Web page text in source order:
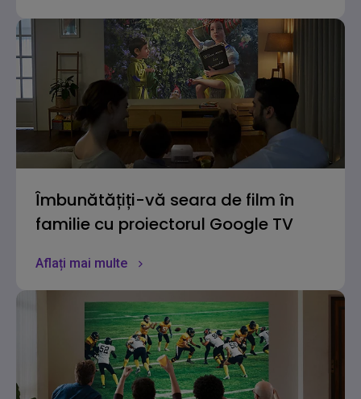
Îmbunătățiți-vă seara de film în
familie cu proiectorul Google TV
Aflați mai multe